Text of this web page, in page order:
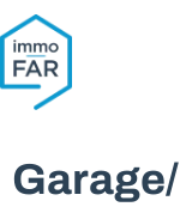
Aller au contenu